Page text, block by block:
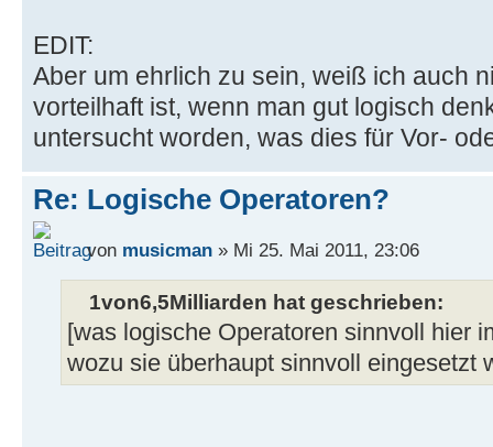
EDIT:
Aber um ehrlich zu sein, weiß ich auch
vorteilhaft ist, wenn man gut logisch
untersucht worden, was dies für Vor-
Re: Logische Operatoren?
von musicman » Mi 25. Mai 2011, 23:06
1von6,5Milliarden hat geschrieben:
[was logische Operatoren sinnvoll hier
wozu sie überhaupt sinnvoll eingesetzt